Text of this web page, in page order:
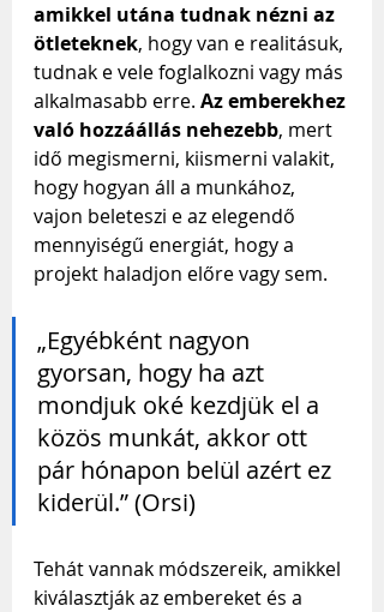
amikkel utána tudnak nézni az
ötleteknek, hogy van e realitásuk,
tudnak e vele foglalkozni vagy más
alkalmasabb erre. Az emberekhez
való hozzáállás nehezebb, mert
idő megismerni, kiismerni valakit,
hogy hogyan áll a munkához,
vajon beleteszi e az elegendő
mennyiségű energiát, hogy a
projekt haladjon előre vagy sem.
„Egyébként nagyon
gyorsan, hogy ha azt
mondjuk oké kezdjük el a
közös munkát, akkor ott
pár hónapon belül azért ez
kiderül.” (Orsi)
Tehát vannak módszereik, amikkel
kiválasztják az embereket és a